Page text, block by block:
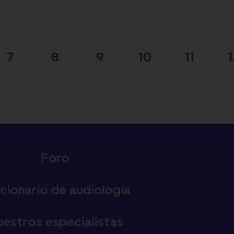
7 8 9 10 11
Foro
de audiología
especialistas